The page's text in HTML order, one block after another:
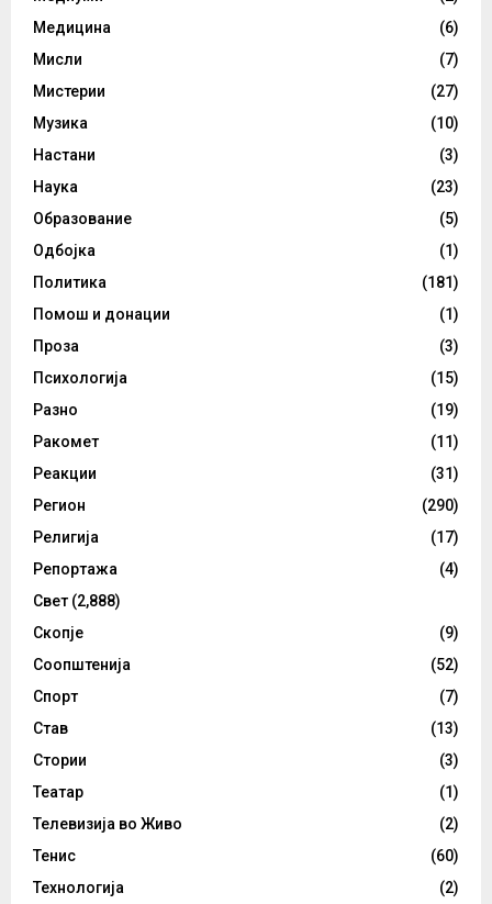
Медицина
(6)
Мисли
(7)
Мистерии
(27)
Музика
(10)
Настани
(3)
Наука
(23)
Образование
(5)
Одбојка
(1)
Политика
(181)
Помош и донации
(1)
Проза
(3)
Психологија
(15)
Разно
(19)
Ракомет
(11)
Реакции
(31)
Регион
(290)
Религија
(17)
Репортажа
(4)
Свет (2,888)
Скопје
(9)
Соопштенија
(52)
Спорт
(7)
Став
(13)
Стории
(3)
Театар
(1)
Телевизија во Живо
(2)
Тенис
(60)
Технологија
(2)